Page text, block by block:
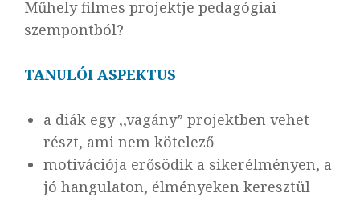
Műhely filmes projektje pedagógiai
szempontból?
TANULÓI ASPEKTUS
a diák egy ,,vagány” projektben vehet
részt, ami nem kötelező
motivációja erősödik a sikerélményen, a
jó hangulaton, élményeken keresztül